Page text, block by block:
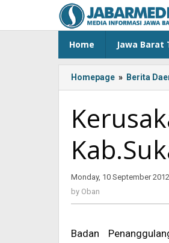
content
Home Jawa Barat
Homepage » Berita
Monday, 10 September 2012
by Oban
Badan